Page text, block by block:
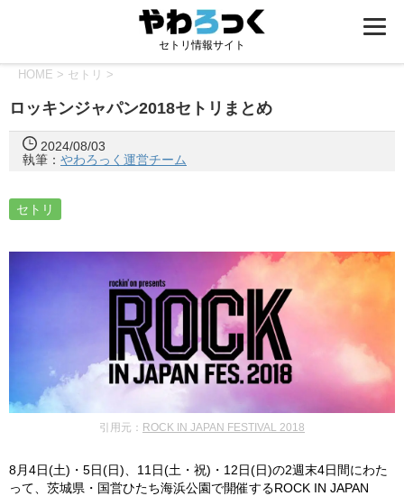
セトリ情報サイト
HOME > セトリ >
ロッキンジャパン2018セトリまとめ
2024/08/03
執筆： やわろっく運営チーム
セトリ
引用元： ROCK IN JAPAN FESTIVAL 2018
8月4日(土)・5日(日)、11日(土・祝)・12日(日)の2週末4日間にわた
って、茨城県・国営ひたち海浜公園で開催するROCK IN JAPAN